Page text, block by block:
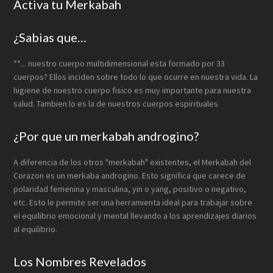
Activa tu Merkabah
¿Sabias que…
**... nuestro cuerpo multidimensional esta formado por 33
cuerpos? Ellos inciden sobre todo lo que ocurre en nuestra vida. La
higiene de nuestro cuerpo fisico es muy importante para nuestra
salud. Tambien lo es la de nuestros cuerpos espirituales
¿Por que un merkabah androgino?
A diferencia de los otros "merkabah" existentes, el Merkabah del
Corazon es un merkaba androgino. Esto significa que carece de
polaridad femenina y masculina, yin o yang, positivo o negativo,
etc. Esto le permite ser una herramienta ideal para trabajar sobre
el equilibrio emocional y mental llevando a los aprendizajes diarios
al equilibrio.
Los Nombres Revelados